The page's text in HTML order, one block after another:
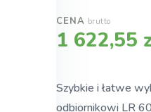
CENA brutto
1 622,55
Szybkie i łatwe
odbiornikowi LR